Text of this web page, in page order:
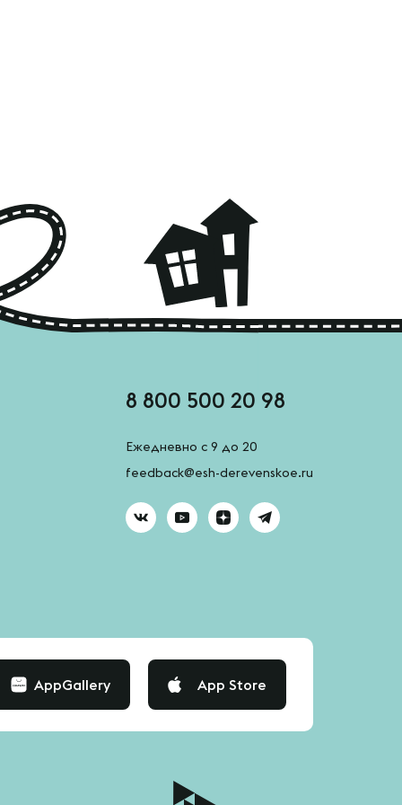
8 800 500 20 98
Ежедневно с 9 до 20
feedback@esh-derevenskoe.ru
AppGallery App Store